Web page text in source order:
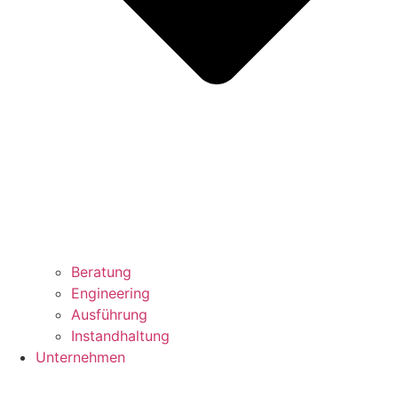
Beratung
Engineering
Ausführung
Instandhaltung
Unternehmen